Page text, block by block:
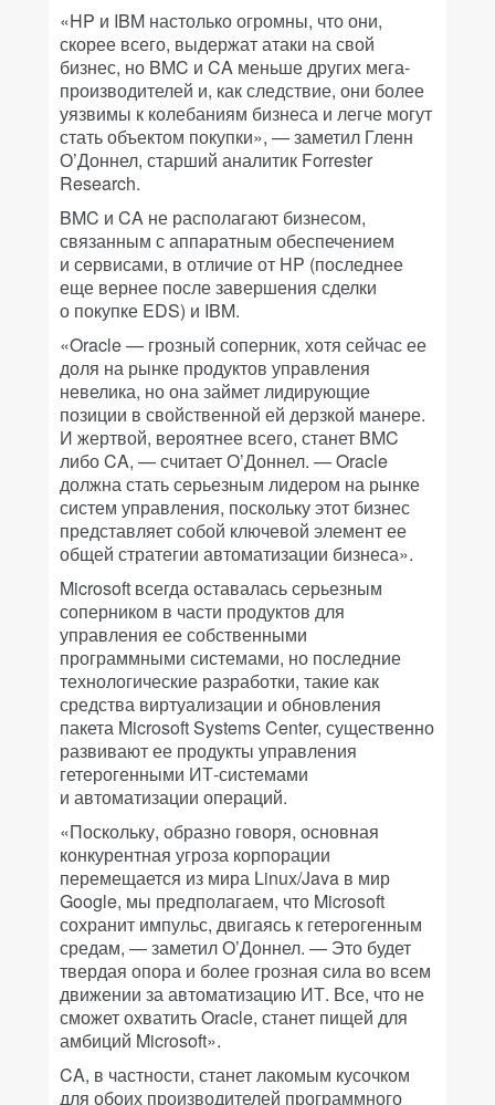
«HP и IBM настолько огромны, что они,
скорее всего, выдержат атаки на свой
бизнес, но BMC и CA меньше других мега-
производителей и, как следствие, они более
уязвимы к колебаниям бизнеса и легче могут
стать объектом покупки», — заметил Гленн
О’Доннел, старший аналитик Forrester
Research.
BMC и CA не располагают бизнесом,
связанным с аппаратным обеспечением
и сервисами, в отличие от HP (последнее
еще вернее после завершения сделки
о покупке EDS) и IBM.
«Oracle — грозный соперник, хотя сейчас ее
доля на рынке продуктов управления
невелика, но она займет лидирующие
позиции в свойственной ей дерзкой манере.
И жертвой, вероятнее всего, станет BMC
либо CA, — считает О’Доннел. — Oracle
должна стать серьезным лидером на рынке
систем управления, поскольку этот бизнес
представляет собой ключевой элемент ее
общей стратегии автоматизации бизнеса».
Microsoft всегда оставалась серьезным
соперником в части продуктов для
управления ее собственными
программными системами, но последние
технологические разработки, такие как
средства виртуализации и обновления
пакета Microsoft Systems Center, существенно
развивают ее продукты управления
гетерогенными ИТ-системами
и автоматизации операций.
«Поскольку, образно говоря, основная
конкурентная угроза корпорации
перемещается из мира Linux/Java в мир
Google, мы предполагаем, что Microsoft
сохранит импульс, двигаясь к гетерогенным
средам, — заметил О’Доннел. — Это будет
твердая опора и более грозная сила во всем
движении за автоматизацию ИТ. Все, что не
сможет охватить Oracle, станет пищей для
амбиций Microsoft».
CA, в частности, станет лакомым кусочком
для обоих производителей программного